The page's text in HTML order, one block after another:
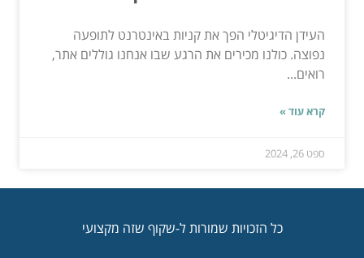
העידן הדיגיטלי הפך את קניות באינטרנט לתופעה
נפוצה. כולנו מכירים את הרגע שבו אנחנו גוללים אתר,
רואים...
קרא עוד »
ספט 26, 2024
כל הזכויות שמורות ל-שקוף שזה מקצועי